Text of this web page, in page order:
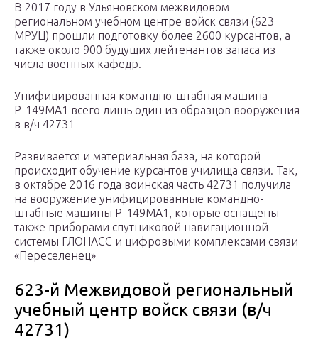
В 2017 году в Ульяновском межвидовом
региональном учебном центре войск связи (623
МРУЦ) прошли подготовку более 2600 курсантов, а
также около 900 будущих лейтенантов запаса из
числа военных кафедр.
Унифицированная командно-штабная машина
Р-149МА1 всего лишь один из образцов вооружения
в в/ч 42731
Развивается и материальная база, на которой
происходит обучение курсантов училища связи. Так,
в октябре 2016 года воинская часть 42731 получила
на вооружение унифицированные командно-
штабные машины Р-149МА1, которые оснащены
также приборами спутниковой навигационной
системы ГЛОНАСС и цифровыми комплексами связи
«Переселенец»
623-й Межвидовой региональный
учебный центр войск связи (в/ч
42731)